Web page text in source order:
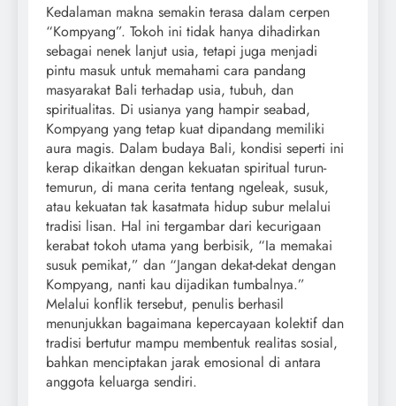
Kedalaman makna semakin terasa dalam cerpen
“Kompyang”. Tokoh ini tidak hanya dihadirkan
sebagai nenek lanjut usia, tetapi juga menjadi
pintu masuk untuk memahami cara pandang
masyarakat Bali terhadap usia, tubuh, dan
spiritualitas. Di usianya yang hampir seabad,
Kompyang yang tetap kuat dipandang memiliki
aura magis. Dalam budaya Bali, kondisi seperti ini
kerap dikaitkan dengan kekuatan spiritual turun-
temurun, di mana cerita tentang ngeleak, susuk,
atau kekuatan tak kasatmata hidup subur melalui
tradisi lisan. Hal ini tergambar dari kecurigaan
kerabat tokoh utama yang berbisik, “Ia memakai
susuk pemikat,” dan “Jangan dekat-dekat dengan
Kompyang, nanti kau dijadikan tumbalnya.”
Melalui konflik tersebut, penulis berhasil
menunjukkan bagaimana kepercayaan kolektif dan
tradisi bertutur mampu membentuk realitas sosial,
bahkan menciptakan jarak emosional di antara
anggota keluarga sendiri.